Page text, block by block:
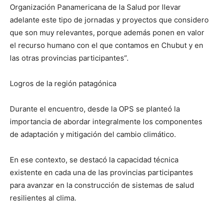
Organización Panamericana de la Salud por llevar
adelante este tipo de jornadas y proyectos que considero
que son muy relevantes, porque además ponen en valor
el recurso humano con el que contamos en Chubut y en
las otras provincias participantes”.
Logros de la región patagónica
Durante el encuentro, desde la OPS se planteó la
importancia de abordar integralmente los componentes
de adaptación y mitigación del cambio climático.
En ese contexto, se destacó la capacidad técnica
existente en cada una de las provincias participantes
para avanzar en la construcción de sistemas de salud
resilientes al clima.